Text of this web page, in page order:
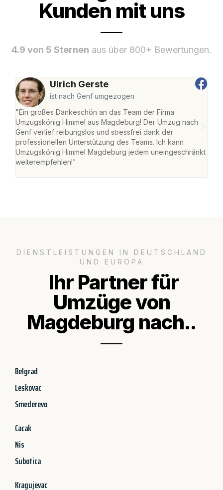
Kunden mit uns
4.9 von 5 Sternen aus über 800+ Bewertungen.
Ulrich Gerste
ist nach Genf umgezogen
"Ein großes Dankeschön an das Team der Firma
Umzugskönig Himmel aus Magdeburg! Der Umzug nach
Genf verlief reibungslos und stressfrei dank der
professionellen Unterstützung des Teams. Ich kann
Umzugskönig Himmel Magdeburg jedem uneingeschränkt
weiterempfehlen!"
DIENSTLEISTUNGEN IN DEUTSCHLAND
UND EUROPA
Ihr Partner für
Umzüge von
Magdeburg nach..
Belgrad
Leskovac
Smederevo
Cacak
Nis
Subotica
Kragujevac